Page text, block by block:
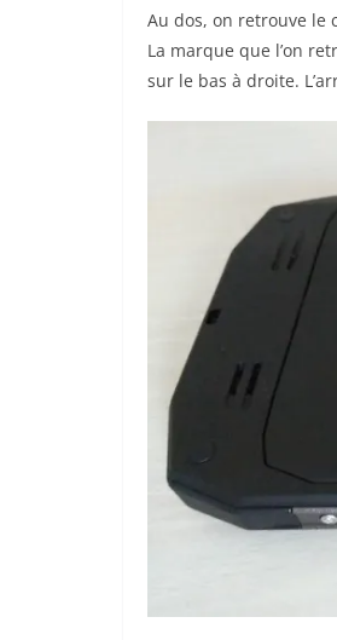
Au dos, on retrouve le
La marque que l’on
sur le bas à droite.